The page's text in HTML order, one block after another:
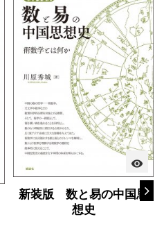
visibility
新装版 数と易の中国思
想史